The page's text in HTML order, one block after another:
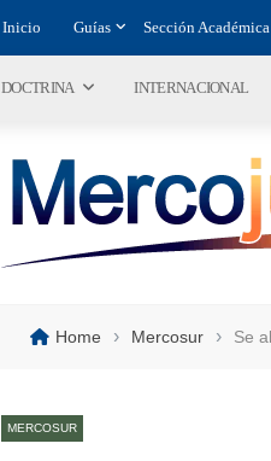
Inicio Guías Sección Académica
DOCTRINA INTERNACIONAL
Home › Mercosur › Se
MERCOSUR